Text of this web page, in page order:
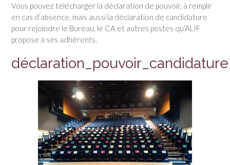
Vous pouvez télécharger la déclaration de pouvoir, à remplir
en cas d’absence, mais aussi la déclaration de candidature
pour rejoindre le Bureau, le CA et autres postes qu’ALIF
propose à ses adhérents.